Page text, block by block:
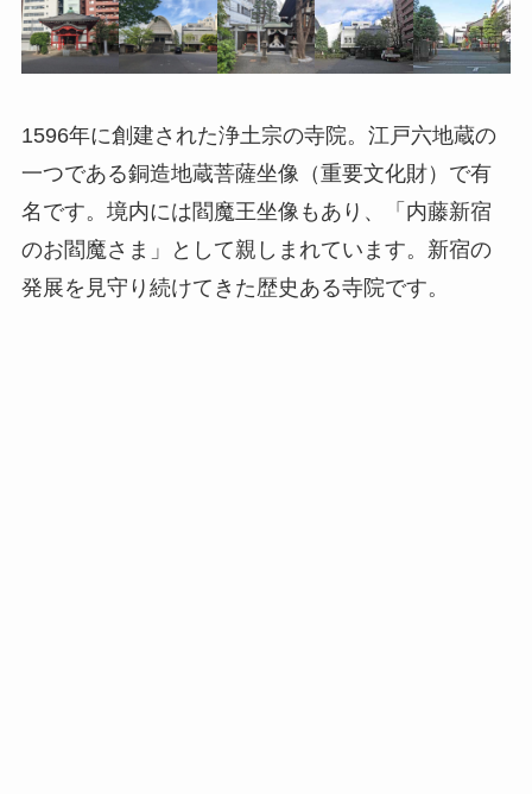
1596年に創建された浄土宗の寺院。江戸六地蔵の
一つである銅造地蔵菩薩坐像（重要文化財）で有
名です。境内には閻魔王坐像もあり、「内藤新宿
のお閻魔さま」として親しまれています。新宿の
発展を見守り続けてきた歴史ある寺院です。